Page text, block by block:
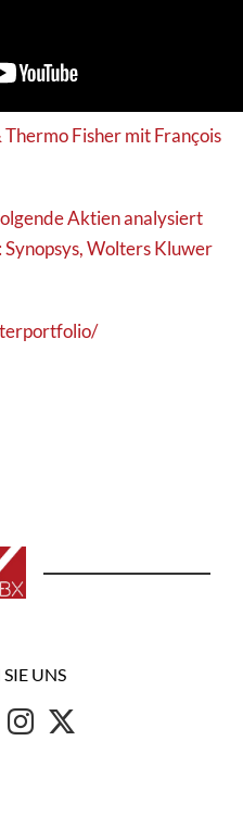
Fisher mit François
Aktien analysiert
Wolters Kluwer
UNS